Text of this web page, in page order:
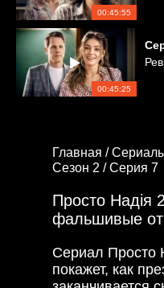
00:45:55
00:45:25
Главная /
Сезон 2 /Серия 7
Просто Надія
фальшивые
Сериал Просто
покажет, как